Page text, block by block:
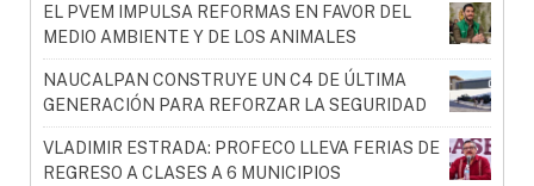
EL PVEM IMPULSA REFORMAS EN FAVOR DEL
MEDIO AMBIENTE Y DE LOS ANIMALES
NAUCALPAN CONSTRUYE UN C4 DE ÚLTIMA
GENERACIÓN PARA REFORZAR LA SEGURIDAD
VLADIMIR ESTRADA: PROFECO LLEVA FERIAS DE
REGRESO A CLASES A 6 MUNICIPIOS